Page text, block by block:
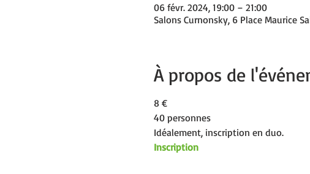
06 févr. 2024, 19:00 – 21:00
Salons Curnonsky, 6 Place Maurice
À propos de
8 €
40 personnes
Idéalement, inscription en duo.
Inscription